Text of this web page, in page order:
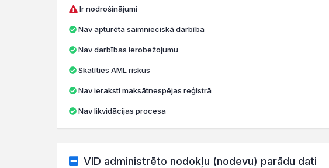
Ir nodrošinājumi
Nav apturēta saimnieciskā darbība
Nav darbības ierobežojumu
Skatīties AML riskus
Nav ieraksti maksātnespējas reģistrā
Nav likvidācijas procesa
VID administrēto nodokļu (nodevu) parādu dati